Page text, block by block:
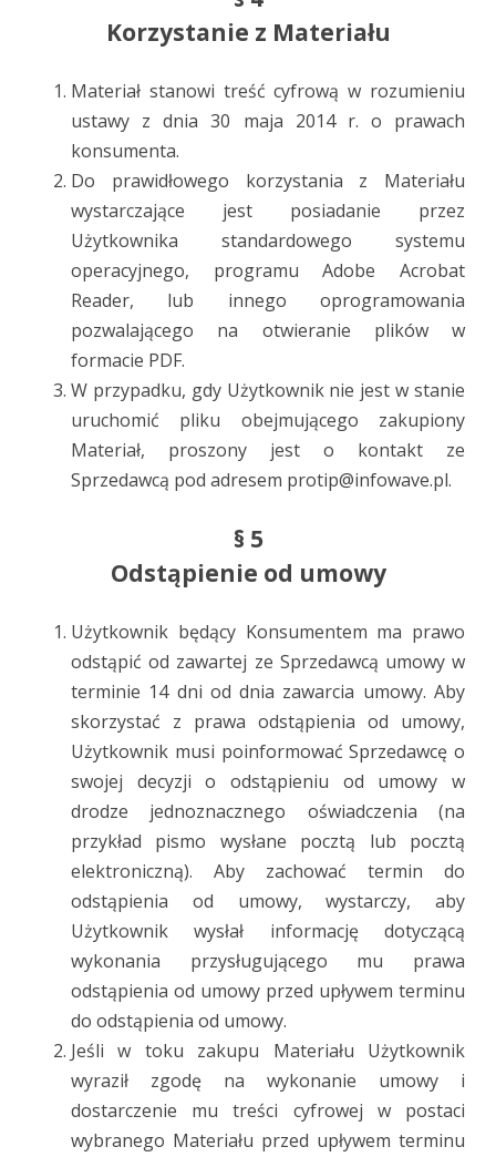
Korzystanie z Materiału
Materiał stanowi treść cyfrową w rozumieniu
ustawy z dnia 30 maja 2014 r. o prawach
konsumenta.
Do prawidłowego korzystania z Materiału
wystarczające jest posiadanie przez
Użytkownika standardowego systemu
operacyjnego, programu Adobe Acrobat
Reader, lub innego oprogramowania
pozwalającego na otwieranie plików w
formacie PDF.
W przypadku, gdy Użytkownik nie jest w stanie
uruchomić pliku obejmującego zakupiony
Materiał, proszony jest o kontakt ze
Sprzedawcą pod adresem protip@infowave.pl.
§ 5
Odstąpienie od umowy
Użytkownik będący Konsumentem ma prawo
odstąpić od zawartej ze Sprzedawcą umowy w
terminie 14 dni od dnia zawarcia umowy. Aby
skorzystać z prawa odstąpienia od umowy,
Użytkownik musi poinformować Sprzedawcę o
swojej decyzji o odstąpieniu od umowy w
drodze jednoznacznego oświadczenia (na
przykład pismo wysłane pocztą lub pocztą
elektroniczną). Aby zachować termin do
odstąpienia od umowy, wystarczy, aby
Użytkownik wysłał informację dotyczącą
wykonania przysługującego mu prawa
odstąpienia od umowy przed upływem terminu
do odstąpienia od umowy.
Jeśli w toku zakupu Materiału Użytkownik
wyraził zgodę na wykonanie umowy i
dostarczenie mu treści cyfrowej w postaci
wybranego Materiału przed upływem terminu